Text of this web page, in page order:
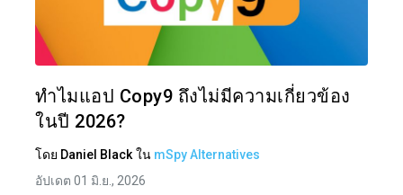
ทำไมแอป Copy9 ถึงไม่มีความเกี่ยวข้อง
ในปี 2026?
โดย Daniel Black ใน mSpy Alternatives
อัปเดต 01 มิ.ย., 2026